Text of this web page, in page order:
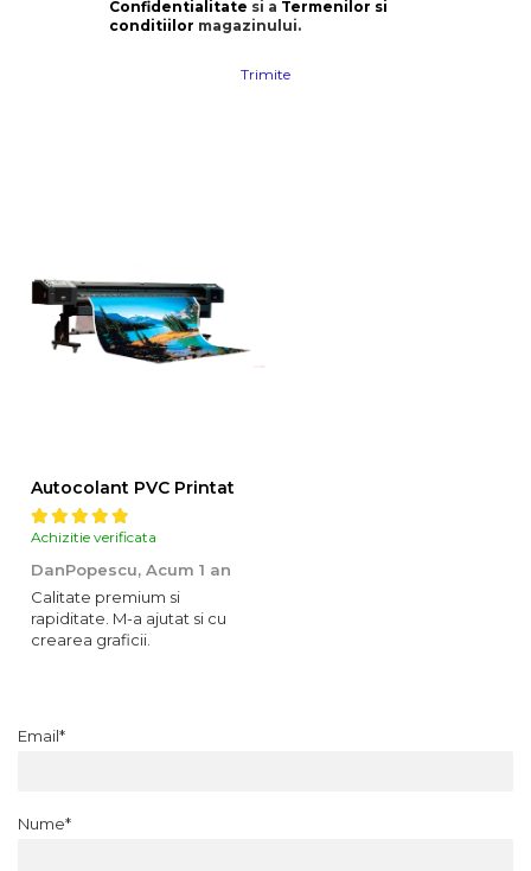
Confidentialitate si a Termenilor si
conditiilor magazinului.
Trimite
Autocolant PVC Printat
Achizitie verificata
DanPopescu, Acum 1 an
Calitate premium si
rapiditate. M-a ajutat si cu
crearea graficii.
Email*
Nume*